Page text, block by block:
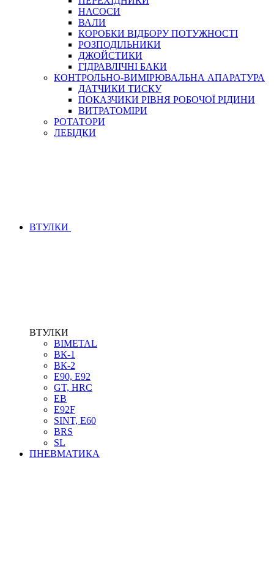
БОРЕКС, ЕО
НАСОСИ
ВАЛИ
КОРОБКИ ВІДБОРУ ПОТУЖНОСТІ
РОЗПОДІЛЬНИКИ
ДЖОЙСТИКИ
ГІДРАВЛІЧНІ БАКИ
КОНТРОЛЬНО-ВИМІРЮВАЛЬНА АПАРАТУРА
ДАТЧИКИ ТИСКУ
ПОКАЗЧИКИ РІВНЯ РОБОЧОЇ РІДИНИ
ВИТРАТОМІРИ
РОТАТОРИ
ЛЕБІДКИ
ВТУЛКИ
ВТУЛКИ
BIMETAL
ВК-1
ВК-2
Е90, E92
GT, HRC
EB
Е92F
SINT, E60
BRS
SL
ПНЕВМАТИКА